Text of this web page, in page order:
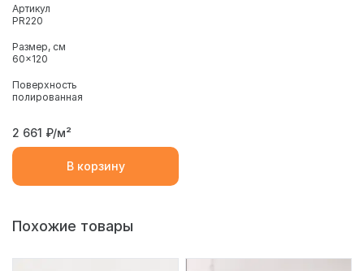
Артикул
PR220
Размер, см
60x120
Поверхность
полированная
2 661 ₽/м²
В корзину
Похожие товары